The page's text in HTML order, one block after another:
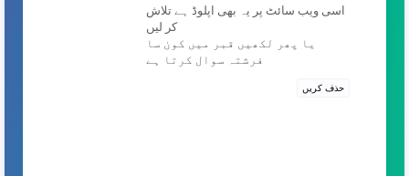
اسی ویب سائٹ پر یہ بھی اپلوڈ ہے تلاش
کر لیں
یا پھر لکھیں قبر میں کون سا
فرشتہ سوال کرتا ہے
حذف کریں